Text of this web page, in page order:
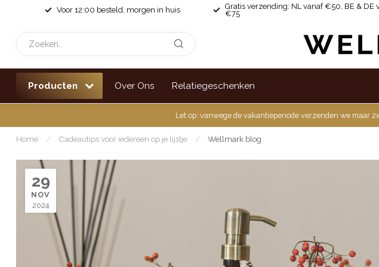
Voor 12:00 besteld, morgen in huis
Gratis verzending: NL vanaf €50, BE & DE
€75
Producten Over Ons Relatiegeschenken
Let op: vanwege de vakantieperiode verzenden we maar
Home / Cadeautips voor iedereen op je lijstje / Wellmark blog
29
NOV
2024